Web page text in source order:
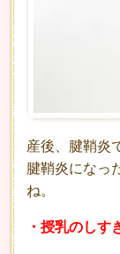
産後、腱鞘炎
腱鞘炎になっ
ね。
・授乳のしす